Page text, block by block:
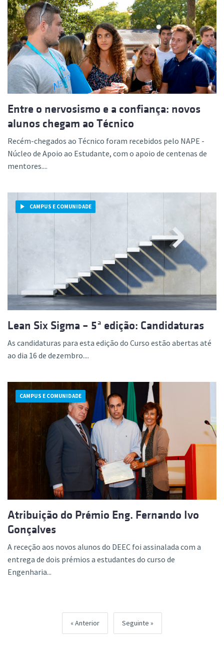
Entre o nervosismo e a confiança: novos
alunos chegam ao Técnico
Recém-chegados ao Técnico foram recebidos pelo NAPE -
Núcleo de Apoio ao Estudante, com o apoio de centenas de
mentores....
CAMPUS E COMUNIDADE
Lean Six Sigma – 5ª edição: Candidaturas
As candidaturas para esta edição do Curso estão abertas até
ao dia 16 de dezembro....
CAMPUS E COMUNIDADE
Atribuição do Prémio Eng. Fernando Ivo
Gonçalves
A receção aos novos alunos do DEEC foi assinalada com a
entrega de dois prémios a estudantes do curso de
Engenharia...
Anterior Seguinte